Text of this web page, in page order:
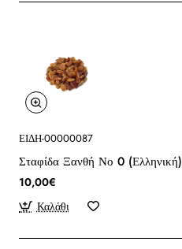
ΕΙΔΗ-00000087
Σταφίδα Ξανθή Νο 0 (Ελληνική)
10,00€
Καλάθι